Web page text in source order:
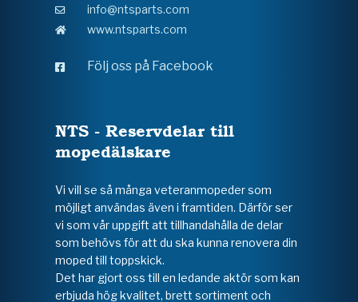
info@ntsparts.com
www.ntsparts.com
Följ oss på Facebook
NTS - Reservdelar till
mopedälskare
Vi vill se så många veteranmopeder som
möjligt användas även i framtiden. Därför ser
vi som vår uppgift att tillhandahålla de delar
som behövs för att du ska kunna renovera din
moped till toppskick.
Det har gjort oss till en ledande aktör som kan
erbjuda hög kvalitet, brett sortiment och